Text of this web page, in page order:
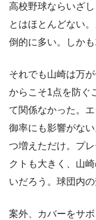
高校野球ならいざ
とはほとんどない
倒的に多い。しか
それでも山崎は万
からこそ1点を防ぐ
て関係なかった。
御率にも影響がな
つ増えただけ。プ
クトも大きく、山
いだろう。球団内
案外、カバーをサ